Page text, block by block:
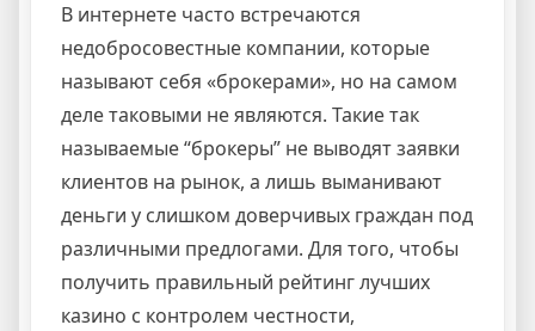
В интернете часто встречаются
недобросовестные компании, которые
называют себя «брокерами», но на самом
деле таковыми не являются. Такие так
называемые “брокеры” не выводят заявки
клиентов на рынок, а лишь выманивают
деньги у слишком доверчивых граждан под
различными предлогами. Для того, чтобы
получить правильный рейтинг лучших
казино с контролем честности,